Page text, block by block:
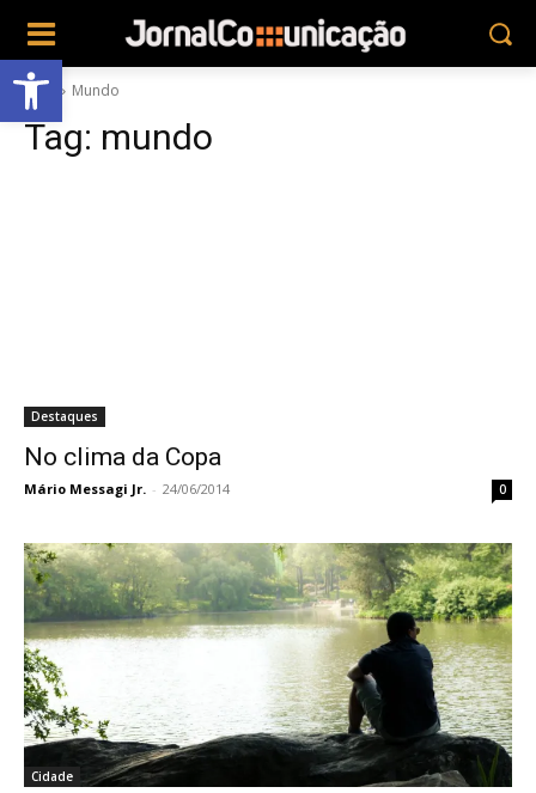
Abrir a barra de ferramentas
Tags Mundo
Tag: mundo
Destaques
No clima da Copa
Mário Messagi Jr. - 24/06/2014 0
Cidade